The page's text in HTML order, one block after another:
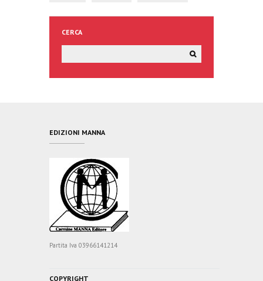
CERCA
EDIZIONI MANNA
Partita Iva 03966141214
COPYRIGHT